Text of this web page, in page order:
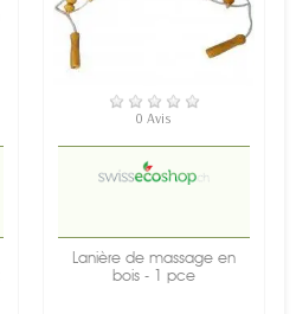
EN STOCK
0 Avis
Lanière de massage en
bois - 1 pce